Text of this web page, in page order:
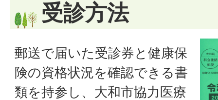
受診方法
郵送で届いた受診券と健康保
険の資格状況を確認できる書
類を持参し、大和市協力医療